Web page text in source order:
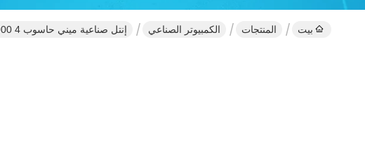
بيت المنتجات الكمبيوتر الصناعي إنتل صناعية ميني حاسوب Celeron J1900 4 نواة 4 خيوط مع DDR3L ومروحة التبريد